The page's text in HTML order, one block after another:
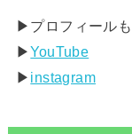
▶︎プロフィール
▶︎YouTube
▶︎ instagram